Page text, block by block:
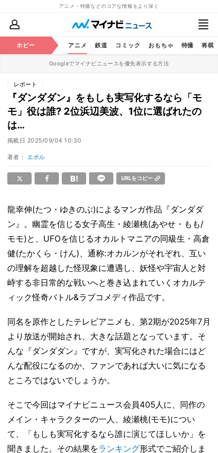
アニメ・特撮などのコアな情報をより深く
ホビー アニメ 鉄道 コミック おもちゃ 特撮 将棋
Googleでマイナビニュースを優先表示する方法
レポート
『ダンダダン』をもしも実写化するなら「モ
モ」役は誰? 2位浜辺美波、1位に選ばれたの
は…
掲載日 2025/09/04 10:30
著者： エボル
URLをコピー
龍幸伸(たつ・ゆきのぶ)によるマンガ作品『ダンダダ
ン』。幽霊を信じる女子高生・綾瀬桃(あやせ・もも/
モモ)と、UFOを信じるオカルトマニアの同級生・高倉
健(たかくら・けん)、通称:オカルンがそれぞれ、互い
の理解を超越した怪現象に遭遇し、妖怪や宇宙人と対
峙する非日常的な戦いへと巻き込まれていくオカルテ
ィック怪奇バトル&ラブコメディ作品です。
同名を原作としたテレビアニメも、第2期が2025年7月
より放送が開始され、大きな話題となっています。そ
んな『ダンダダン』ですが、実写化された場合にはど
んな配役になるのか、ファンであれば大いに気になる
ところではないでしょうか。
そこで今回はマイナビニュース会員405人に、同作の
メイン・キャラクターの一人、綾瀬桃(モモ)につい
て、「もしも実写化するなら誰に演じてほしいか」を
聞きました。その結果をランキング形式でご紹介しま